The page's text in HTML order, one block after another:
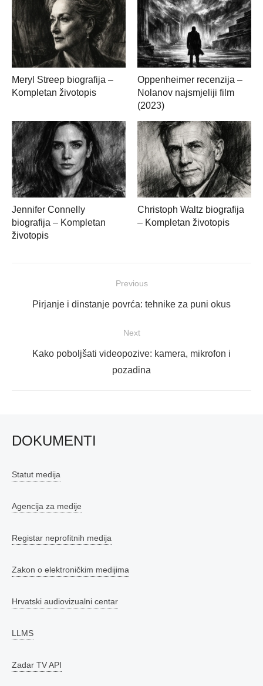
Meryl Streep biografija –
Kompletan životopis
Oppenheimer recenzija –
Nolanov najsmjeliji film
(2023)
Jennifer Connelly
biografija – Kompletan
životopis
Christoph Waltz biografija
– Kompletan životopis
objava
Previous
Previous
Pirjanje i dinstanje povrća: tehnike za puni okus
Next
NextKako poboljšati videopozive: kamera, mikrofon i
pozadina
DOKUMENTI
Statut medija
Agencija za medije
Registar neprofitnih medija
Zakon o elektroničkim medijima
Hrvatski audiovizualni centar
LLMS
Zadar TV API